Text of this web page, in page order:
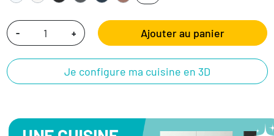
- + Ajouter au panier
Je configure ma cuisine en 3D